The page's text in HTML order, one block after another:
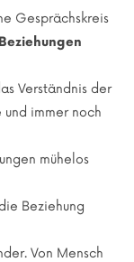
Gesprächskreis
Verständnis der
immer noch
mühelos
Beziehung
Von Mensch